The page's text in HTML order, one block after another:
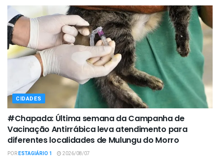
CIDADES
#Chapada: Última semana da Campanha de
Vacinação Antirrábica leva atendimento para
diferentes localidades de Mulungu do Morro
PORESTAGIÁRIO 1 2026/08/07